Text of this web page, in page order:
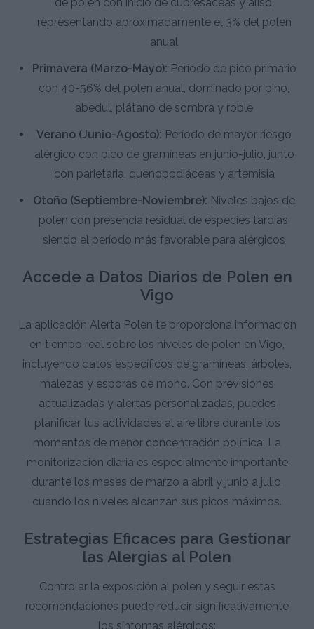
representando aproximadamente el 3% del polen
anual
Primavera (Marzo-Mayo): Período de pico primario
con 40-56% del polen anual, dominado por pino,
abedul, plátano de sombra y roble
Verano (Junio-Agosto): Período de mayor riesgo
alérgico con pico de gramíneas en junio-julio, junto
con parietaria, quenopodiáceas y artemisia
Otoño (Septiembre-Noviembre): Niveles bajos de
polen con presencia residual de especies tardías,
siendo el período más favorable para alérgicos
Accede a Datos Diarios de Polen en
Vigo
La aplicación Alerta Polen te proporciona información
en tiempo real sobre los niveles de polen en Vigo,
incluyendo datos específicos de gramíneas, árboles,
malezas y esporas de moho. Con previsiones
actualizadas y alertas personalizadas, puedes
planificar tus actividades al aire libre durante los
momentos de menor concentración polínica. La
monitorización diaria es especialmente importante
durante los meses de marzo a abril y junio a julio,
cuando los niveles alcanzan sus picos máximos.
Estrategias Eficaces para Gestionar
las Alergias al Polen
Controlar la exposición al polen y seguir estas
recomendaciones puede reducir significativamente
los síntomas alérgicos: